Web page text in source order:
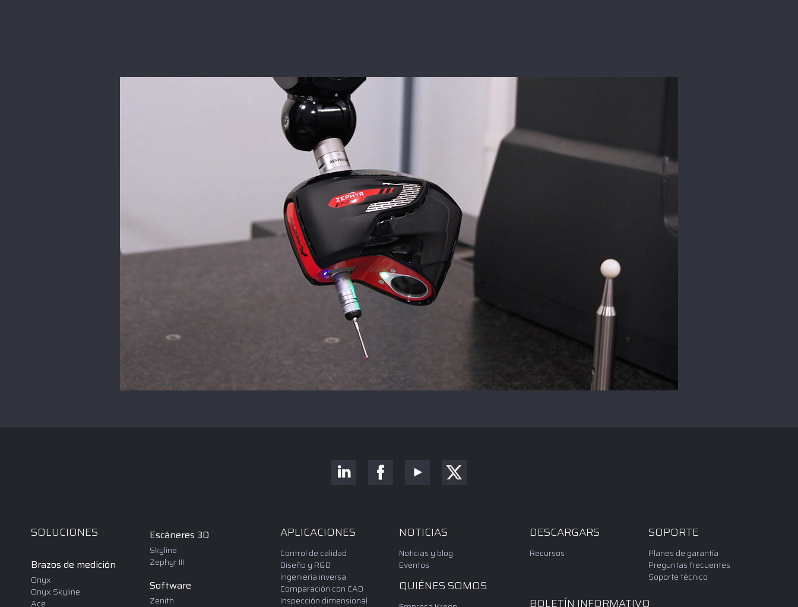
SOLUCIONES
Brazos de medición
Onyx
Onyx Skyline
Ace
Escáneres 3D
Skyline
Zephyr III
Software
Zenith
APLICACIONES
Control de calidad
Diseño y R&D
Ingeniería inversa
Comparación con CAD
Inspección dimensional
NOTICIAS
Noticias y blog
Eventos
QUIÉNES SOMOS
DESCARGARS
Recursos
SOPORTE
Planes de garantía
Preguntas frecuentes
Soporte técnico